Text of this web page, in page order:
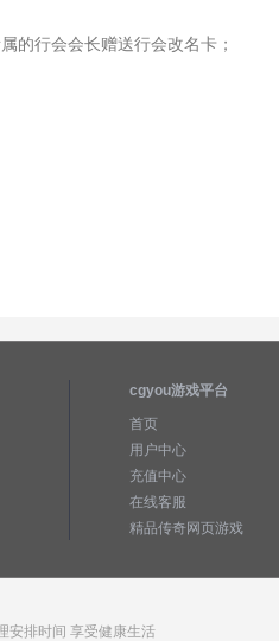
的行会会长赠送行会改名卡；
cgyou游戏平台
首页
用户中心
充值中心
在线客服
精品传奇网页游戏
安排时间 享受健康生活